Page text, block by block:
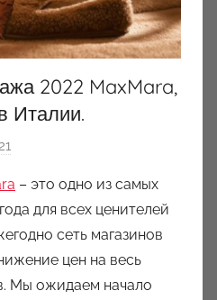
2022 MaxMara,
Италии.
т
о
р
о
м
– это одно из самых
для всех ценителей
сеть магазинов
цен на весь
Мы ожидаем начало